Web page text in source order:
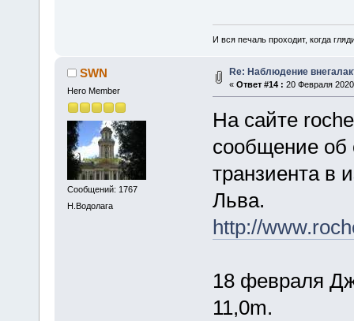
И вся печаль проходит, когда
SWN
Hero Member
Сообщений: 1767
Н.Водолага
Re: Наблюдение
« Ответ #14 : 20 Февраля
На сайте
сообщение об
транзиента в
Льва.
http://
18 февраля
11,0m.